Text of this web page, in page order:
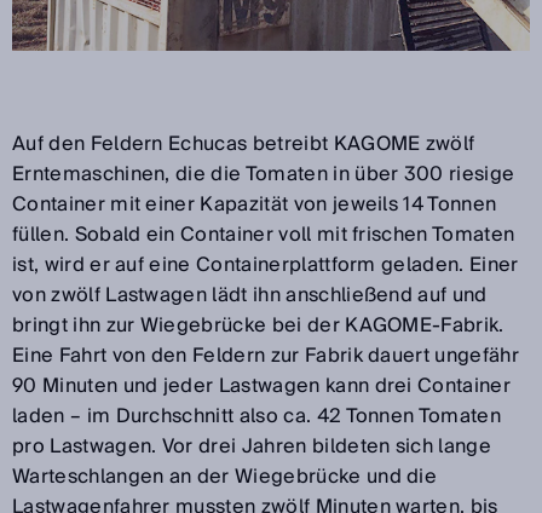
Auf den Feldern Echucas betreibt KAGOME zwölf
Erntemaschinen, die die Tomaten in über 300 riesige
Container mit einer Kapazität von jeweils 14 Tonnen
füllen. Sobald ein Container voll mit frischen Tomaten
ist, wird er auf eine Containerplattform geladen. Einer
von zwölf Lastwagen lädt ihn anschließend auf und
bringt ihn zur Wiegebrücke bei der KAGOME-Fabrik.
Eine Fahrt von den Feldern zur Fabrik dauert ungefähr
90 Minuten und jeder Lastwagen kann drei Container
laden – im Durchschnitt also ca. 42 Tonnen Tomaten
pro Lastwagen. Vor drei Jahren bildeten sich lange
Warteschlangen an der Wiegebrücke und die